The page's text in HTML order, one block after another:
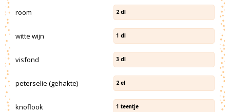
room 2 dl
witte wijn 1 dl
visfond 3 dl
peterselie (gehakte) 2 el
knoflook 1 teentje